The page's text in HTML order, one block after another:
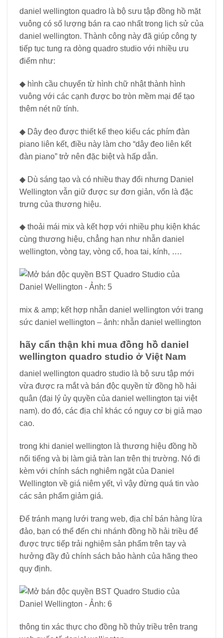
daniel wellington quadro là bộ sưu tập đồng hồ mặt
vuông có số lượng bán ra cao nhất trong lịch sử của
daniel wellington. Thành công này đã giúp công ty
tiếp tục tung ra dòng quadro studio với nhiều ưu
điểm như:
◆ hình cầu chuyển từ hình chữ nhật thành hình
vuông với các cạnh được bo tròn mềm mại để tạo
thêm nét nữ tính.
◆ Dây đeo được thiết kế theo kiểu các phím đàn
piano liên kết, điều này làm cho “dây đeo liên kết
đàn piano” trở nên đặc biệt và hấp dẫn.
◆ Dù sáng tạo và có nhiều thay đổi nhưng Daniel
Wellington vẫn giữ được sự đơn giản, vốn là đặc
trưng của thương hiệu.
◆ thoải mái mix và kết hợp với nhiều phụ kiện khác
cùng thương hiệu, chẳng hạn như nhẫn daniel
wellington, vòng tay, vòng cổ, hoa tai, kính, ….
mix & amp; kết hợp nhẫn daniel wellington với trang
sức daniel wellington – ảnh: nhẫn daniel wellington
hãy cẩn thận khi mua đồng hồ daniel
wellington quadro studio ở Việt Nam
daniel wellington quadro studio là bộ sưu tập mới
vừa được ra mắt và bán độc quyền từ đồng hồ hải
quân (đại lý ủy quyền của daniel wellington tại việt
nam). do đó, các địa chỉ khác có nguy cơ bị giả mạo
cao.
trong khi daniel wellington là thương hiệu đồng hồ
nổi tiếng và bị làm giả tràn lan trên thị trường. Nó đi
kèm với chính sách nghiêm ngặt của Daniel
Wellington về giá niêm yết, vì vậy đừng quá tin vào
các sản phẩm giảm giá.
Để tránh mạng lưới trang web, địa chỉ bán hàng lừa
đảo, bạn có thể đến chi nhánh đồng hồ hải triều để
được trực tiếp trải nghiệm sản phẩm trên tay và
hưởng đầy đủ chính sách bảo hành của hãng theo
quy định.
thông tin xác thực cho đồng hồ thủy triều trên trang